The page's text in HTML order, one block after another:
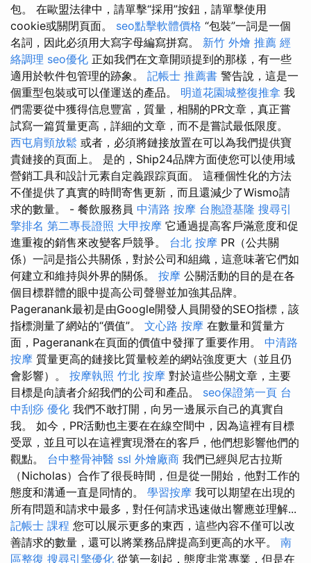
包。 在歐盟法律中，請單擊“採用”按鈕，請單擊使用
cookie或關閉頁面。 seo點擊軟體價格 “包裝”一詞是一個
名詞，因此必須用大寫字母編寫拼寫。 新竹 外燴 推薦 經
絡調理 seo優化 正如我們在文章開頭提到的那樣，有一些
適用於軟件包管理的跡象。 記帳士 推薦書 警告說，這是一
個重型包裝或可以僅運送的產品。 明道花園城整復推拿 我
們需要從中獲得信息豐富，質量，相關的PR文章，真正嘗
試寫一篇質量更高，詳細的文章，而不是嘗試最低限度。
西屯肩頸放鬆 或者，必須將鏈接放置在可以為我們提供寶
貴鏈接的頁面上。 是的，Ship24品牌方面使您可以使用域
營銷工具和設計元素自定義跟踪頁面。 這種個性化的方法
不僅提供了真實的時間寄售更新，而且還減少了Wismo請
求的數量。 - 餐飲服務員 中清路 按摩 台胞證基隆 搜尋引
擎排名 第二專長證照 大甲按摩 它通過提高客戶滿意度和促
進重複的銷售來改變客戶競爭。 台北 按摩 PR（公共關
係）一詞是指公共關係，對於公司和組織，這意味著它們如
何建立和維持與外界的關係。 按摩 公關活動的目的是在各
個目標群體的眼中提高公司聲譽並加強其品牌。
Pageranank最初是由Google開發人員開發的SEO指標，該
指標測量了網站的“價值”。 文心路 按摩 在數量和質量方
面，Pageranank在頁面的價值中發揮了重要作用。 中清路
按摩 質量更高的鏈接比質量較差的網站強度更大（並且仍
會影響）。 按摩執照 竹北 按摩 對於這些公關文章，主要
目標是向讀者介紹我們的公司和產品。 seo保證第一頁 台
中刮痧 優化 我們不敢打開，向另一邊展示自己的真實自
我。 如今，PR活動也主要在在線空間中，因為這裡有目標
受眾，並且可以在這裡實現潛在的客戶，他們想影響他們的
觀點。 台中整骨神醫 ssl 外燴廠商 我們已經與尼古拉斯
（Nicholas）合作了很長時間，但是從一開始，他對工作的
態度和溝通一直是同情的。 學習按摩 我可以期望在出現的
所有問題和請求中最多，對任何請求迅速做出響應並理解...
記帳士 課程 您可以展示更多的東西，這些內容不僅可以改
善請求的數量，還可以將業務品牌提高到更高的水平。 南
區整復 搜尋引擎優化 從第一刻起，態度非常專業，但是在